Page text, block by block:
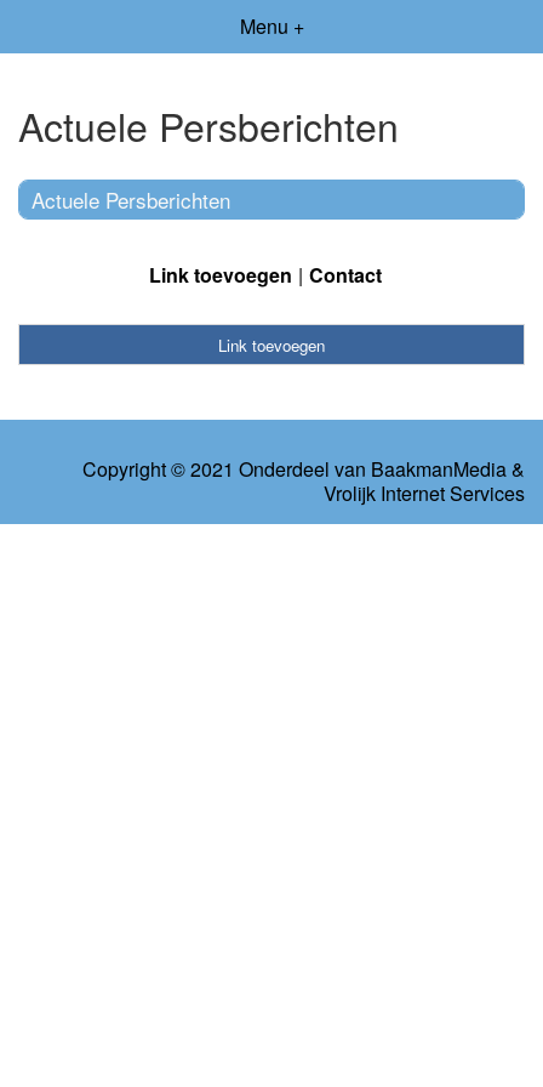
Menu +
Actuele Persberichten
Actuele Persberichten
Link toevoegen Contact
Link toevoegen
Copyright © 2021 Onderdeel van BaakmanMedia&
Vrolijk Internet Services